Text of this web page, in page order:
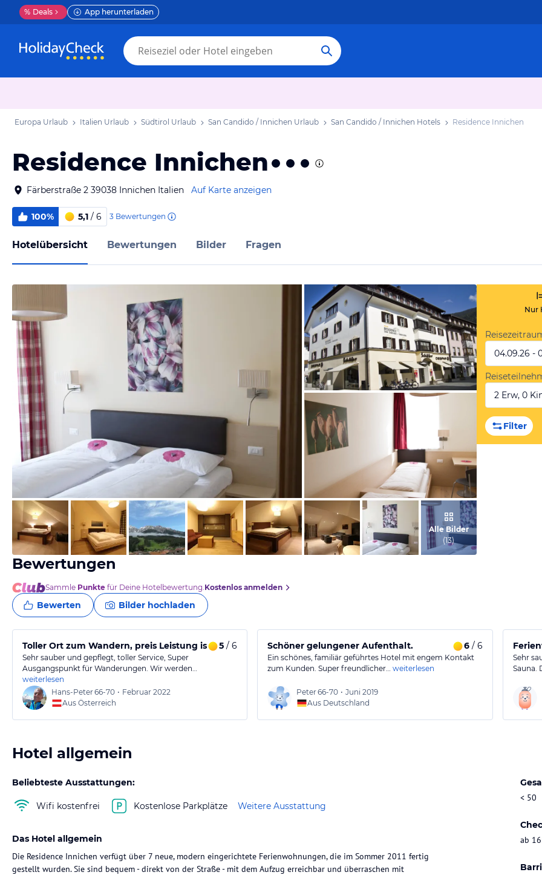
% Deals App herunterladen
Europa Urlaub Italien Urlaub Südtirol Urlaub San Candido / Innichen Urlaub San Candido / Innichen Hotels Residence Innichen
Residence Innichen
Färberstraße 2 39038 Innichen Italien Auf Karte anzeigen
100% 5,1 / 6 3 Bewertungen
Hotelübersicht Bewertungen Bilder Fragen
vom Hotelier, Mai 2012
vom Hotelier, Juni 2012
vom Hotelier, Juni 2012
Alle Bilder
(13)
Nur
04.09.26 -
2 Erw, 0
Filter
Bewertungen
Sammle Punkte für Deine Hotelbewertung.Kostenlos anmelden
Bewerten Bilder hochladen
Toller Ort zum Wandern, preis Leistung ist o.k.
5 / 6
Sehr sauber und gepflegt, toller Service, Super
Ausgangspunkt für Wanderungen. Wir werden…
weiterlesen
Hans-Peter66-70 • Februar 2022
Aus Österreich
Schöner gelungener Aufenthalt. 6/ 6
Ein schönes, familiär geführtes Hotel mit engem Kontakt
zum Kunden. Super freundlicher… weiterlesen
Peter66-70 • Juni 2019
Aus Deutschland
Sehr
Sauna.
Hotel allgemein
Beliebteste Ausstattungen:
Wifi kostenfrei Kostenlose Parkplätze Weitere Ausstattung
< 50
ab
Das Hotel allgemein
Die Residence Innichen verfügt über 7 neue, modern eingerichtete Ferienwohnungen, die im Sommer 2011 fertig
gestellt wurden. Sie sind bequem - direkt von der Straße - mit dem Aufzug erreichbar und überraschen mit